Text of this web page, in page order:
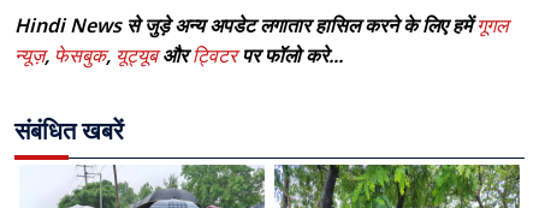
Hindi News से जुड़े अन्य अपडेट लगातार हासिल करने के लिए हमेंगूगल
न्यूज़, फेसबुक, यूट्यूबऔरट्विटरपर फॉलो करे...
संबंधित खबरें